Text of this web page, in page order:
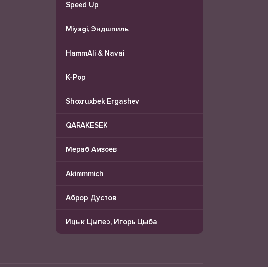
Speed Up
Miyagi, Эндшпиль
HammAli & Navai
K-Pop
Shoxruxbek Ergashev
QARAKESEK
Мераб Амзоев
Akimmmich
Аброр Дустов
Ицык Цыпер, Игорь Цыба